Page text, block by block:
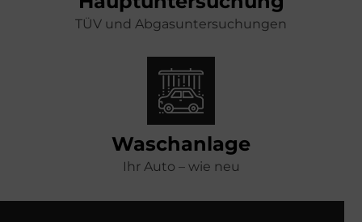
TÜV und Abgasuntersuchungen
Waschanlage
Ihr Auto – wie neu